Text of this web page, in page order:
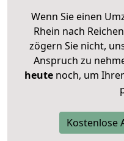
Wenn Sie einen
Rhein nach
zögern Sie nicht,
Anspruch zu
heute noch, um
Kostenlose